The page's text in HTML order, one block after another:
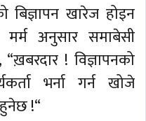
खारेज होइन
अनुसार समाबेसी
! विज्ञापनको
भर्ना गर्न खोजे
!“